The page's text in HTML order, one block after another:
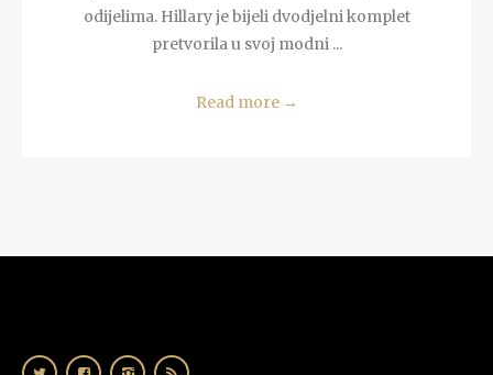
odijelima. Hillary je bijeli dvodjelni komplet
pretvorila u svoj modni ...
Read more →